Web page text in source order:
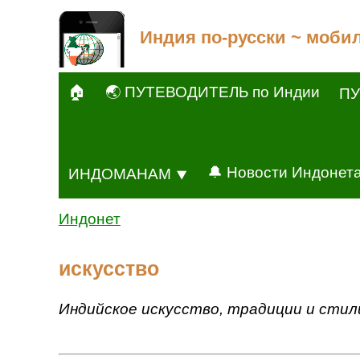
Индия по-русски ~
🏠 🌏 ПУТЕВОДИТЕЛЬ по Индии
ИНДОМАНАМ ⯆ 🔔 Новости
Индонет
искусство
Индийское искусство, традиции и